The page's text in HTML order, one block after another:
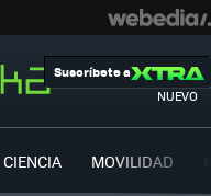
NUEVO
Suscríbete a
CIENCIA MOVILIDAD